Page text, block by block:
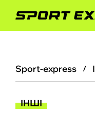
sport-express
ІНШІ